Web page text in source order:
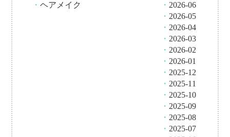
・ヘアメイク
・ 2026-06
・ 2026-05
・ 2026-04
・ 2026-03
・ 2026-02
・ 2026-01
・ 2025-12
・ 2025-11
・ 2025-10
・ 2025-09
・ 2025-08
・ 2025-07